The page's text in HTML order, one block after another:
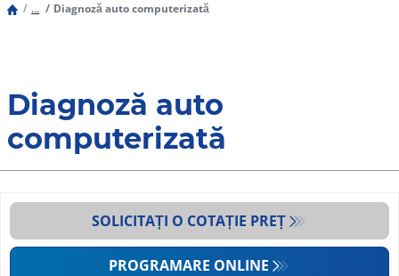
... Diagnoză auto computerizată
Diagnoză auto
computerizată
SOLICITAȚI O COTAȚIE PREȚ
PROGRAMARE ONLINE